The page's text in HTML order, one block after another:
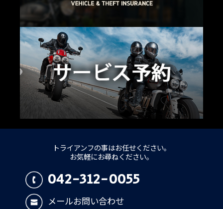
トライアンフの事はお任せください。
お気軽にお尋ねください。
042-312-0055
メールお問い合わせ